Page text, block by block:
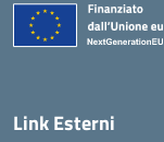
Link Esterni